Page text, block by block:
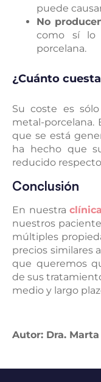
puede
No
como sí lo
porcelana.
¿Cuánto
Su coste es
metal-porcelana.
que se está
ha hecho que
reducido
Conclusión
En nuestra
nuestros
múltiples
precios similares
que queremos
de sus
medio y largo
Autor: Dra. Marta